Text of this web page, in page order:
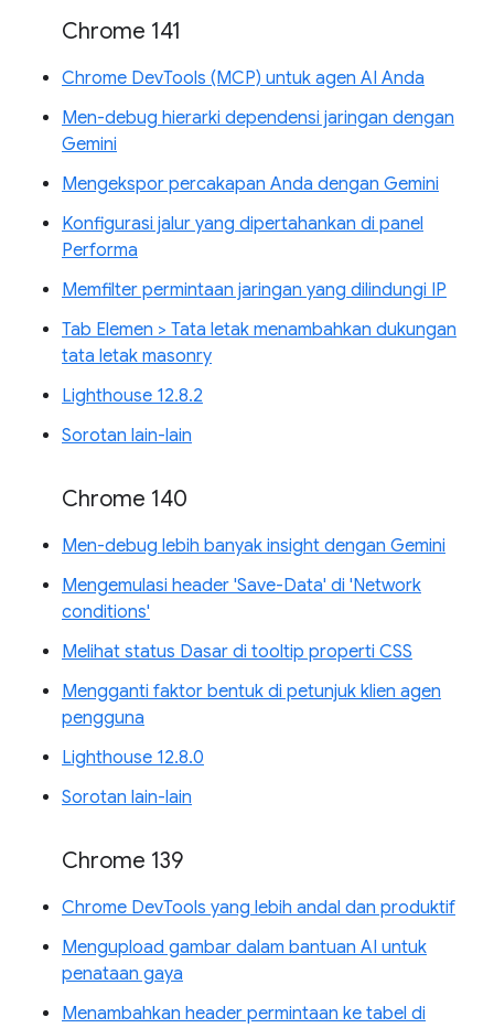
Chrome 141
Chrome DevTools (MCP) untuk agen AI Anda
Men-debug hierarki dependensi jaringan dengan
Gemini
Mengekspor percakapan Anda dengan Gemini
Konfigurasi jalur yang dipertahankan di panel
Performa
Memfilter permintaan jaringan yang dilindungi IP
Tab Elemen > Tata letak menambahkan dukungan
tata letak masonry
Lighthouse 12.8.2
Sorotan lain-lain
Chrome 140
Men-debug lebih banyak insight dengan Gemini
Mengemulasi header 'Save-Data' di 'Network
conditions'
Melihat status Dasar di tooltip properti CSS
Mengganti faktor bentuk di petunjuk klien agen
pengguna
Lighthouse 12.8.0
Sorotan lain-lain
Chrome 139
Chrome DevTools yang lebih andal dan produktif
Mengupload gambar dalam bantuan AI untuk
penataan gaya
Menambahkan header permintaan ke tabel di